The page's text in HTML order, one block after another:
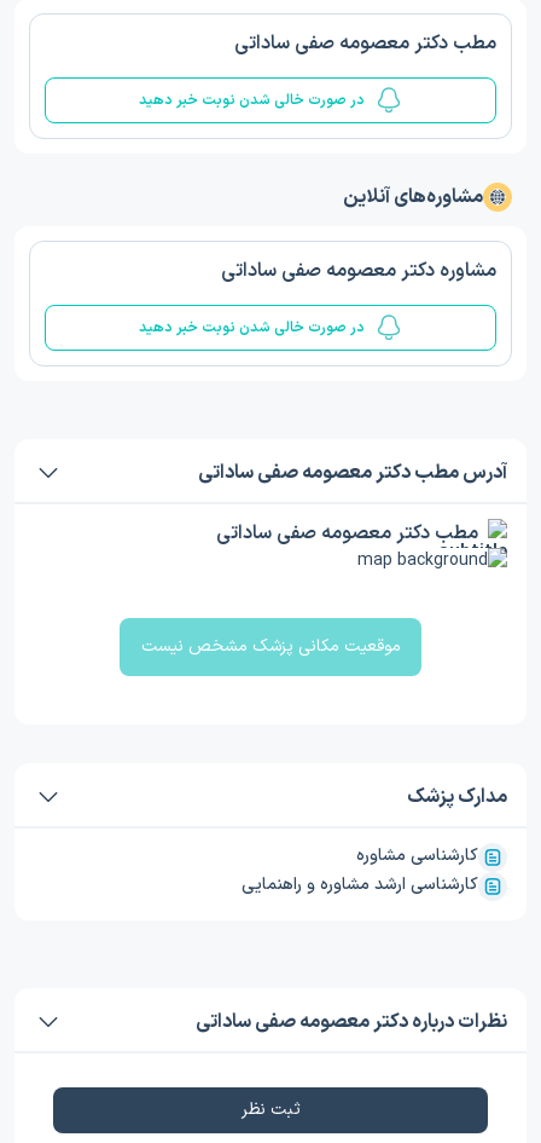
مطب دکتر معصومه صفی ساداتی
در صورت خالی شدن نوبت خبر دهید
مشاوره‌های آنلاین
مشاوره دکتر معصومه صفی ساداتی
در صورت خالی شدن نوبت خبر دهید
آدرس مطب دکتر معصومه صفی ساداتی
مطب دکتر معصومه صفی ساداتی
موقعیت مکانی پزشک مشخص نیست
مدارک پزشک
کارشناسی مشاوره
کارشناسی ارشد مشاوره و راهنمایی
نظرات درباره دکتر معصومه صفی ساداتی
ثبت نظر